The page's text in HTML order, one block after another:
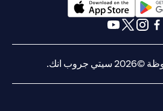
opens in
opens in a new tab
جروب انك.